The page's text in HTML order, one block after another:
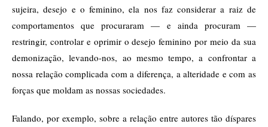
sujeira, desejo e o feminino, ela nos faz considerar a raiz de
comportamentos que procuraram — e ainda procuram —
restringir, controlar e oprimir o desejo feminino por meio da sua
demonização, levando-nos, ao mesmo tempo, a confrontar a
nossa relação complicada com a diferença, a alteridade e com as
forças que moldam as nossas sociedades.
Falando, por exemplo, sobre a relação entre autores tão díspares